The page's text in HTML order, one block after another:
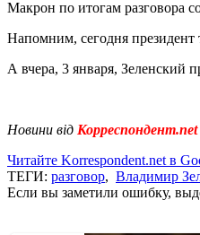
Макрон по итогам разговора
Напомним, сегодня президент
А вчера, 3 января, Зеленский
Новини від Корреспондент.net
Читайте Korrespondent.net в
ТЕГИ: разговор, Владимир
Если вы заметили ошибку,